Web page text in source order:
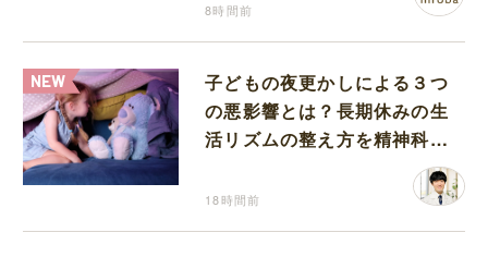
8時間前
子どもの夜更かしによる３つ
の悪影響とは？長期休みの生
活リズムの整え方を精神科医
18時間前